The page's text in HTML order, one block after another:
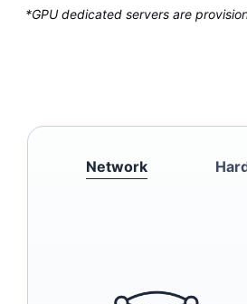
*GPU dedicated servers are
Network